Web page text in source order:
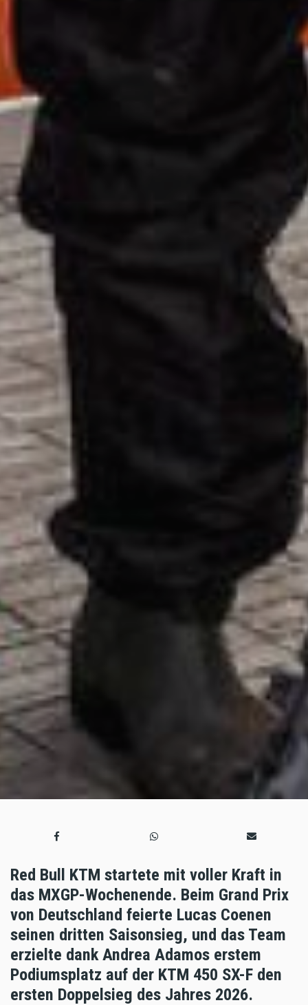
Red Bull KTM startete mit voller Kraft in
das MXGP-Wochenende. Beim Grand Prix
von Deutschland feierte Lucas Coenen
seinen dritten Saisonsieg, und das Team
erzielte dank Andrea Adamos erstem
Podiumsplatz auf der KTM 450 SX-F den
ersten Doppelsieg des Jahres 2026.